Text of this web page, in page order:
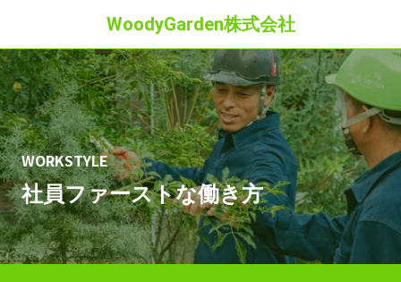
WoodyGarden株式会社
WORKSTYLE
社員ファーストな働き方